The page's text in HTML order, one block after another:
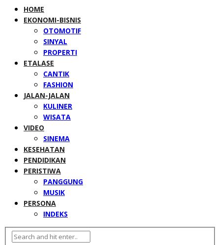
HOME
EKONOMI-BISNIS
OTOMOTIF
SINYAL
PROPERTI
ETALASE
CANTIK
FASHION
JALAN-JALAN
KULINER
WISATA
VIDEO
SINEMA
KESEHATAN
PENDIDIKAN
PERISTIWA
PANGGUNG
MUSIK
PERSONA
INDEKS